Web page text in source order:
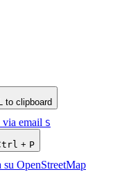
to clipboard
email S
+ P
su OpenStreetMap